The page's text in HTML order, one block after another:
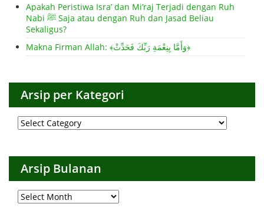
Apakah Peristiwa Isra’ dan Mi’raj Terjadi dengan Ruh
Nabi ﷺ Saja atau dengan Ruh dan Jasad Beliau
Sekaligus?
Makna Firman Allah: ﴾وَأَمَّا بِنِعْمَةِ رَبِّكَ فَحَدِّثْ﴿
Arsip per Kategori
Arsip
per
Arsip Bulanan
Arsip
Bulanan